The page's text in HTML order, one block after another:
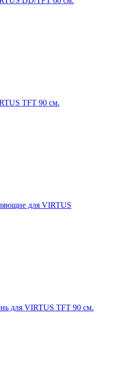
TFT 90 см.
для VIRTUS
для VIRTUS TFT 90 см.